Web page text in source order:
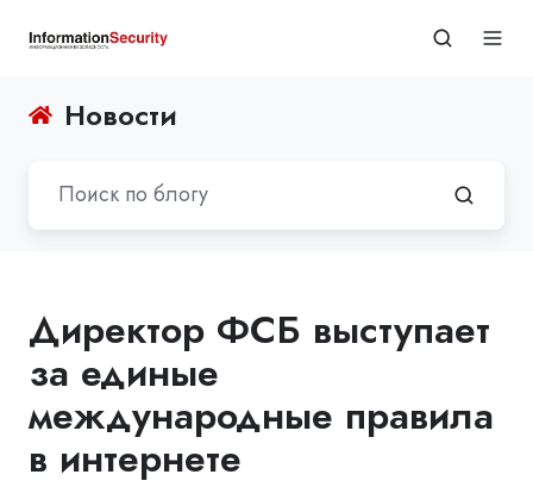
Новости
Директор ФСБ выступает
за единые
международные правила
в интернете